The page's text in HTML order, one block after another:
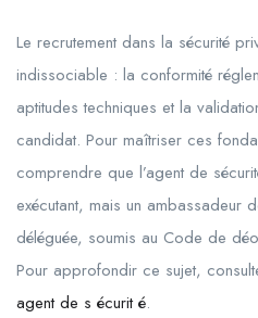
Le recrutement dans la sécurité
indissociable : la conformité
aptitudes techniques et la
candidat. Pour maîtriser ces
comprendre que l’agent de
exécutant, mais un ambassadeur
déléguée, soumis au Code de
Pour approfondir ce sujet,
agent de s écurit é.